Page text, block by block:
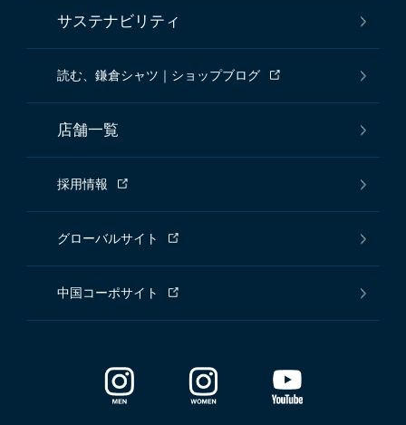
サステナビリティ
読む、鎌倉シャツ｜ショップブログ
店舗一覧
採用情報
グローバルサイト
中国コーポサイト